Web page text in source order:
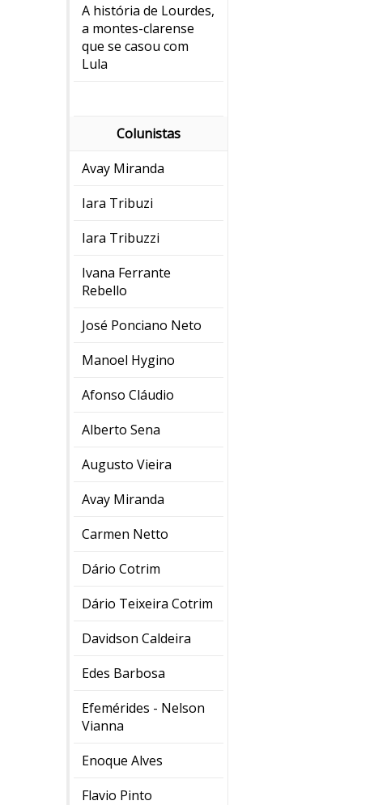
A história de Lourdes,
a montes-clarense
que se casou com
Lula
Colunistas
Avay Miranda
Iara Tribuzi
Iara Tribuzzi
Ivana Ferrante
Rebello
José Ponciano Neto
Manoel Hygino
Afonso Cláudio
Alberto Sena
Augusto Vieira
Avay Miranda
Carmen Netto
Dário Cotrim
Dário Teixeira Cotrim
Davidson Caldeira
Edes Barbosa
Efemérides - Nelson
Vianna
Enoque Alves
Flavio Pinto